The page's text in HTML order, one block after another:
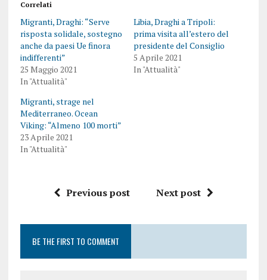
Correlati
Migranti, Draghi: “Serve
risposta solidale, sostegno
anche da paesi Ue finora
indifferenti”
25 Maggio 2021
In "Attualità"
Libia, Draghi a Tripoli:
prima visita all’estero del
presidente del Consiglio
5 Aprile 2021
In "Attualità"
Migranti, strage nel
Mediterraneo. Ocean
Viking: “Almeno 100 morti”
23 Aprile 2021
In "Attualità"
Previous post Next post
BE THE FIRST TO COMMENT